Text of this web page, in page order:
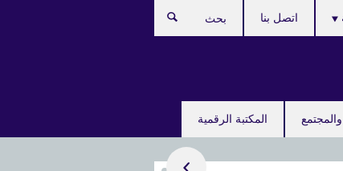
المكتبة الرقمية
اتصل بنا
احجز الآن